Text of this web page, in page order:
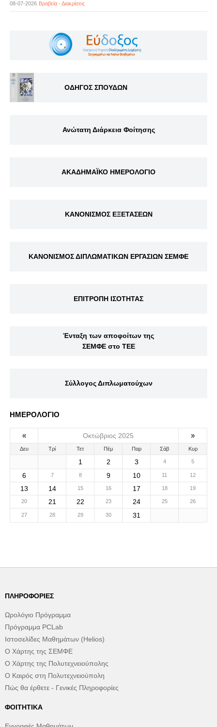
08-07-2026 Βραβεία - Διακρίσεις
ΟΔΗΓΟΣ ΣΠΟΥΔΩΝ
Ανώτατη Διάρκεια Φοίτησης
ΑΚΑΔΗΜΑΪΚΟ ΗΜΕΡΟΛΟΓΙΟ
ΚΑΝΟΝΙΣΜΟΣ ΕΞΕΤΑΣΕΩΝ
ΚΑΝΟΝΙΣΜΟΣ ΔΙΠΛΩΜΑΤΙΚΩΝ ΕΡΓΑΣΙΩΝ ΣΕΜΦΕ
ΕΠΙΤΡΟΠΗ ΙΣΟΤΗΤΑΣ
Ένταξη των αποφοίτων της
ΣΕΜΦΕ στο ΤΕΕ
Σύλλογος Διπλωματούχων
ΗΜΕΡΟΛΟΓΙΟ
« Οκτώβριος 2025 »
Δευ Τρί Τετ Πέμ Παρ Σάβ Κυρ
1 2 3 4 5
6 7 8 9 10 11 12
13 14 15 16 17 18 19
20 21 22 23 24 25 26
27 28 29 30 31
ΠΛΗΡΟΦΟΡΊΕΣ
Ωρολόγιο Πρόγραμμα
Πρόγραμμα PCLab
Ιστοσελίδες Μαθημάτων (Helios)
Ο Χάρτης της ΣΕΜΦΕ
Ο Χάρτης της Πολυτεχνειούπολης
Ο Καιρός στη Πολυτεχνειούπολη
Πώς θα έρθετε - Γενικές Πληροφορίες
ΦΟΙΤΗΤΙΚΆ